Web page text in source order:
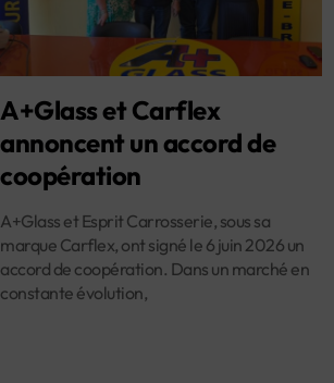
A+Glass et Carflex
annoncent un accord de
coopération
A+Glass et Esprit Carrosserie, sous sa
marque Carflex, ont signé le 6 juin 2026 un
accord de coopération. Dans un marché en
constante évolution,